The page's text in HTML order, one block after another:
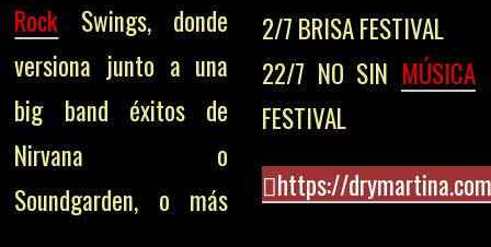
Rock Swings, donde
versiona junto a una
big band éxitos de
Nirvana o
Soundgarden, o más
2/7 BRISA FESTIVAL
22/7 NO SIN MÚSICA
FESTIVAL
https://